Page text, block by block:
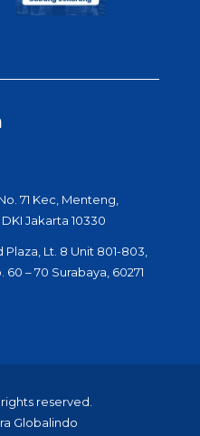
71 Kec, Menteng,
Jakarta 10330
Plaza, Lt. 8 Unit 801-803,
60 – 70 Surabaya, 60271
reserved.
Globalindo